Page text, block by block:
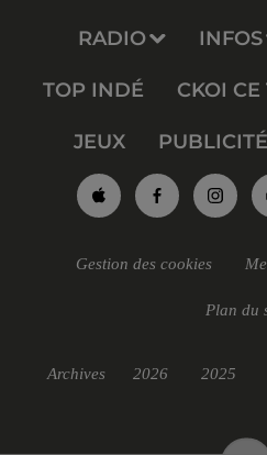
RADIO INFOS
TOP INDÉ CKOI CE
JEUX PUBLICITÉ
Gestion des cookies
Plan du
Archives 2026 2025